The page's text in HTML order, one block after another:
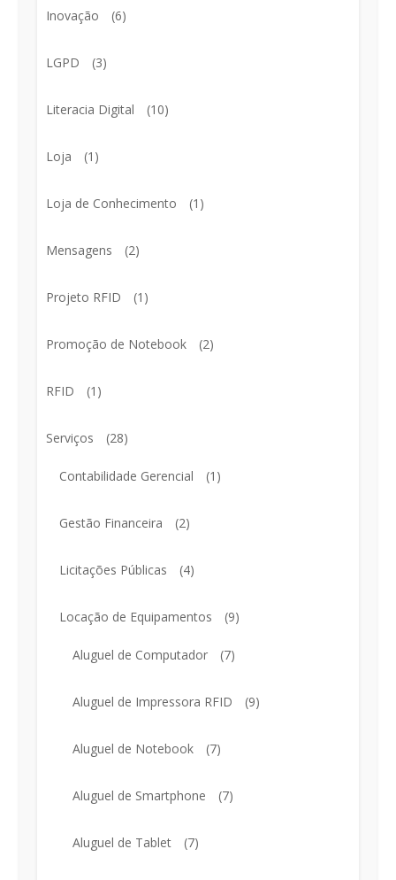
Inovação (6)
LGPD (3)
Literacia Digital (10)
Loja (1)
Loja de Conhecimento (1)
Mensagens (2)
Projeto RFID (1)
Promoção de Notebook (2)
RFID (1)
Serviços (28)
Contabilidade Gerencial (1)
Gestão Financeira (2)
Licitações Públicas (4)
Locação de Equipamentos (9)
Aluguel de Computador (7)
Aluguel de Impressora RFID (9)
Aluguel de Notebook (7)
Aluguel de Smartphone (7)
Aluguel de Tablet (7)